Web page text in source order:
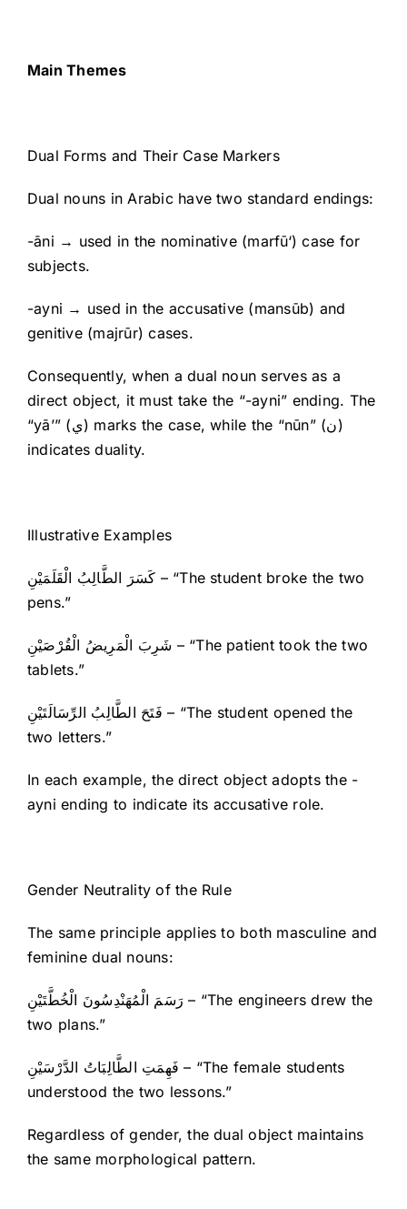
Main Themes
Dual Forms and Their Case Markers
Dual nouns in Arabic have two standard endings:
-āni → used in the nominative (marfū‘) case for
subjects.
-ayni → used in the accusative (mansūb) and
genitive (majrūr) cases.
Consequently, when a dual noun serves as a
direct object, it must take the “-ayni” ending. The
“yā’” (ي) marks the case, while the “nūn” (ن)
indicates duality.
Illustrative Examples
كَسَرَ الطَّالِبُ الْقَلَمَيْنِ – “The student broke the two
pens.”
شَرِبَ الْمَرِيضُ الْقُرْصَيْنِ – “The patient took the two
tablets.”
فَتَحَ الطَّالِبُ الرِّسَالَتَيْنِ – “The student opened the
two letters.”
In each example, the direct object adopts the -
ayni ending to indicate its accusative role.
Gender Neutrality of the Rule
The same principle applies to both masculine and
feminine dual nouns:
رَسَمَ الْمُهَنْدِسُونَ الْخُطَّتَيْنِ – “The engineers drew the
two plans.”
فَهِمَتِ الطَّالِبَاتُ الدَّرْسَيْنِ – “The female students
understood the two lessons.”
Regardless of gender, the dual object maintains
the same morphological pattern.